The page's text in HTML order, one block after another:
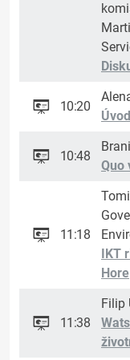
10:20
10:48
Quo
11:18
IKT
Hore
11:38
Filip